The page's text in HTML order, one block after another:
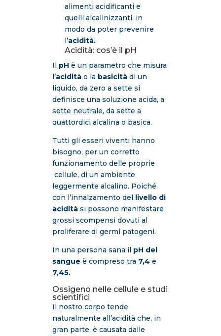
alimenti acidificanti e
quelli alcalinizzanti, in
modo da poter prevenire
l’acidità.
Acidità: cos’è il pH
IlpH è un parametro che misura
l’aciditào la basicitàdi un
liquido, da zero a sette si
definisce una soluzione acida, a
sette neutrale, da sette a
quattordici alcalina o basica.
Tutti gli esseri viventi hanno
bisogno, per un corretto
funzionamento delle proprie
cellule, di un ambiente
leggermente alcalino. Poiché
con l’innalzamento del livello di
aciditàsi possono manifestare
grossi scompensi dovuti al
proliferare di germi patogeni.
In una persona sana il pH del
sangue è compreso tra 7,4 e
7,45.
Ossigeno nelle cellule e studi
scientifici
Il nostro corpo tende
naturalmente all’acidità che, in
gran parte, è causata dalle